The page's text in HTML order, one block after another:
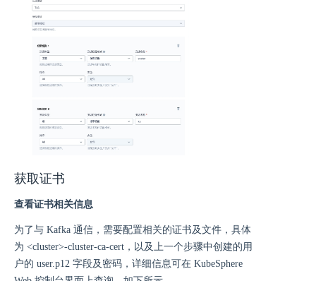
获取证书
查看证书相关信息
为了与 Kafka 通信，需要配置相关的证书及文件，具体
为 <cluster>-cluster-ca-cert，以及上一个步骤中创建的用
户的 user.p12 字段及密码，详细信息可在 KubeSphere